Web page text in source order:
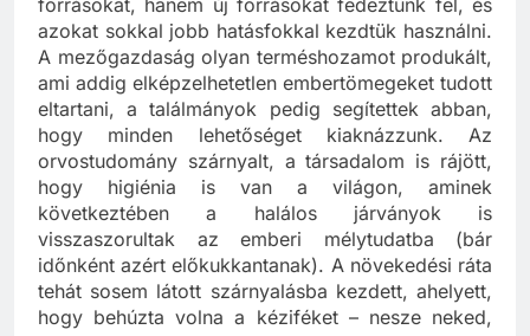
azokat sokkal jobb hatásfokkal kezdtük használni.
A mezőgazdaság olyan terméshozamot produkált,
ami addig elképzelhetetlen embertömegeket tudott
eltartani, a találmányok pedig segítettek abban,
hogy minden lehetőséget kiaknázzunk. Az
orvostudomány szárnyalt, a társadalom is rájött,
hogy higiénia is van a világon, aminek
következtében a halálos járványok is
visszaszorultak az emberi mélytudatba (bár
időnként azért előkukkantanak). A növekedési ráta
tehát sosem látott szárnyalásba kezdett, ahelyett,
hogy behúzta volna a kéziféket – nesze neked,